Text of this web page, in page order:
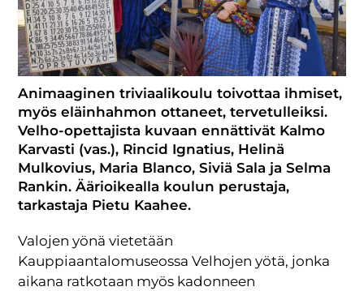
Animaaginen triviaalikoulu toivottaa ihmiset,
myös eläinhahmon ottaneet, tervetulleiksi.
Velho-opettajista kuvaan ennättivät Kalmo
Karvasti (vas.), Rincid Ignatius, Helinä
Mulkovius, Maria Blanco, Siviä Sala ja Selma
Rankin. Äärioikealla koulun perustaja,
tarkastaja Pietu Kaahee.
Valojen yönä vietetään
Kauppiaantalomuseossa Velhojen yötä, jonka
aikana ratkotaan myös kadonneen